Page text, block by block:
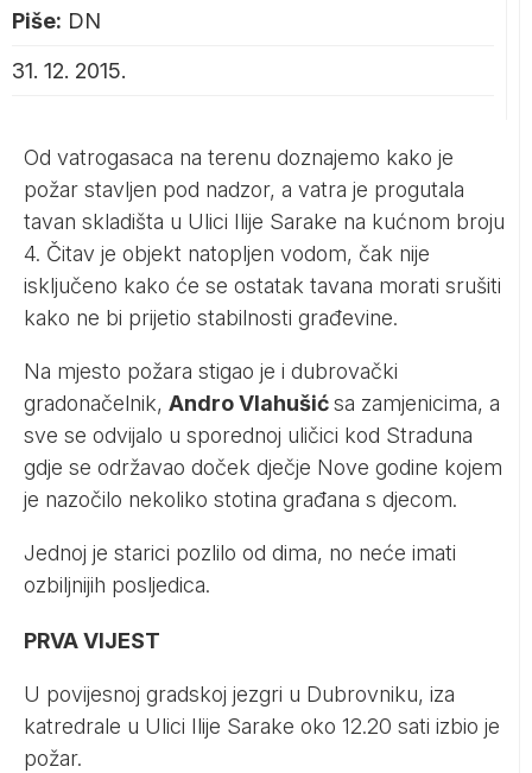
Piše: DN
31. 12. 2015.
Od vatrogasaca na terenu doznajemo kako je
požar stavljen pod nadzor, a vatra je progutala
tavan skladišta u Ulici Ilije Sarake na kućnom broju
4. Čitav je objekt natopljen vodom, čak nije
isključeno kako će se ostatak tavana morati srušiti
kako ne bi prijetio stabilnosti građevine.
Na mjesto požara stigao je i dubrovački
gradonačelnik, Andro Vlahušićsa zamjenicima, a
sve se odvijalo u sporednoj uličici kod Straduna
gdje se održavao doček dječje Nove godine kojem
je nazočilo nekoliko stotina građana s djecom.
Jednoj je starici pozlilo od dima, no neće imati
ozbiljnijih posljedica.
PRVA VIJEST
U povijesnoj gradskoj jezgri u Dubrovniku, iza
katredrale u Ulici Ilije Sarake oko 12.20 sati izbio je
požar.